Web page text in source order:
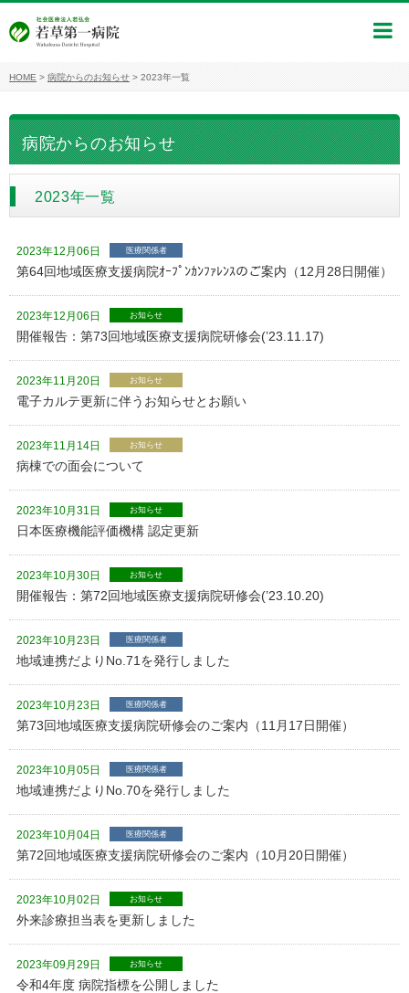
HOME > 病院からのお知らせ > 2023年一覧
病院からのお知らせ
2023年一覧
2023年12月06日 医療関係者
第64回地域医療支援病院ｵｰﾌﾟﾝｶﾝﾌｧﾚﾝｽのご案内（12月28日開催）
2023年12月06日 お知らせ
開催報告：第73回地域医療支援病院研修会(’23.11.17)
2023年11月20日 お知らせ
電子カルテ更新に伴うお知らせとお願い
2023年11月14日 お知らせ
病棟での面会について
2023年10月31日 お知らせ
日本医療機能評価機構 認定更新
2023年10月30日 お知らせ
開催報告：第72回地域医療支援病院研修会(’23.10.20)
2023年10月23日 医療関係者
地域連携だよりNo.71を発行しました
2023年10月23日 医療関係者
第73回地域医療支援病院研修会のご案内（11月17日開催）
2023年10月05日 医療関係者
地域連携だよりNo.70を発行しました
2023年10月04日 医療関係者
第72回地域医療支援病院研修会のご案内（10月20日開催）
2023年10月02日 お知らせ
外来診療担当表を更新しました
2023年09月29日 お知らせ
令和4年度 病院指標を公開しました